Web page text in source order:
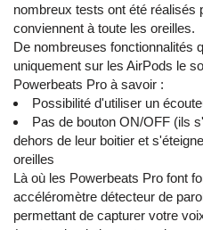
nombreux tests ont été réalisés
conviennent à toute les oreilles.
De nombreuses fonctionnalités
uniquement sur les AirPods le
Powerbeats Pro à savoir :
Possibilité d'utiliser un
Pas de bouton ON/OFF (ils
dehors de leur boitier et
oreilles
Là où les Powerbeats Pro font
accéléromètre détecteur de
permettant de capturer votre